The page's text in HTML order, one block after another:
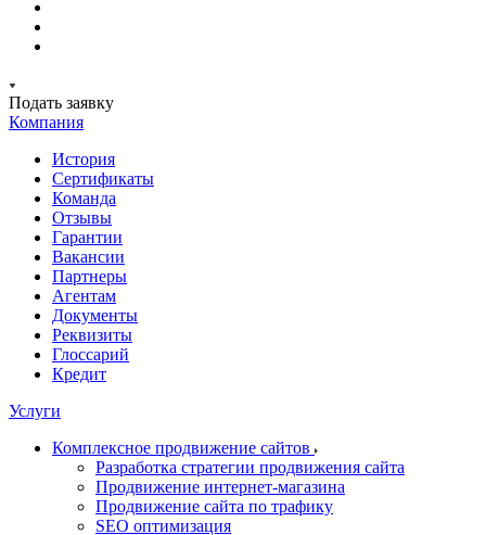
Подать заявку
Компания
История
Сертификаты
Команда
Отзывы
Гарантии
Вакансии
Партнеры
Агентам
Документы
Реквизиты
Глоссарий
Кредит
Услуги
Комплексное продвижение сайтов
Разработка стратегии продвижения сайта
Продвижение интернет-магазина
Продвижение сайта по трафику
SEO оптимизация